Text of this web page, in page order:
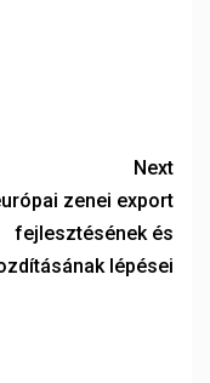
Next
zenei export
fejlesztésének és
lépései